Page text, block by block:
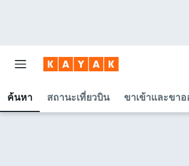
ค้นหา สถานะเที่ยวบิน ขาเข้าและขาอ